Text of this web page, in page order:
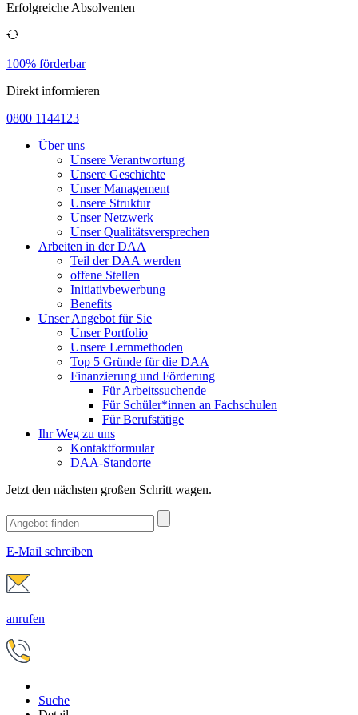
Erfolgreiche Absolventen
100% förderbar
Direkt informieren
0800 1144123
Über uns
Unsere Verantwortung
Unsere Geschichte
Unser Management
Unsere Struktur
Unser Netzwerk
Unser Qualitätsversprechen
Arbeiten in der DAA
Teil der DAA werden
offene Stellen
Initiativbewerbung
Benefits
Unser Angebot für Sie
Unser Portfolio
Unsere Lernmethoden
Top 5 Gründe für die DAA
Finanzierung und Förderung
Für Arbeitssuchende
Für Schüler*innen an Fachschulen
Für Berufstätige
Ihr Weg zu uns
Kontaktformular
DAA-Standorte
Jetzt den nächsten großen Schritt wagen.
E-Mail schreiben
anrufen
Suche